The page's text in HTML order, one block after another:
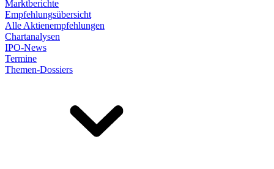
Marktberichte
Empfehlungsübersicht
Alle Aktienempfehlungen
Chartanalysen
IPO-News
Termine
Themen-Dossiers